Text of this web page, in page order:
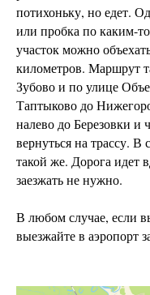
потихоньку, но едет.
или пробка по каким-
участок можно
километров. Маршрут
Зубово и по улице
Таптыково до
налево до Березовки и
вернуться на трассу. В
такой же. Дорога идет
заезжать не нужно.
В любом случае, если
выезжайте в аэропорт